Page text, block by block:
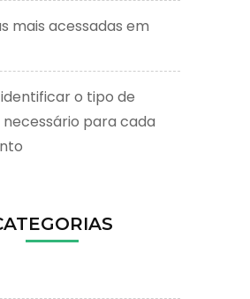
mais acessadas em
o tipo de
para cada